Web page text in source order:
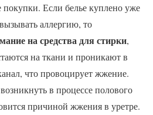
покупки. Если белье куплено уже
аллергию, то
на средства для стирки,
на ткани и проникают в
что провоцирует жжение.
в процессе полового
причиной жжения в уретре.